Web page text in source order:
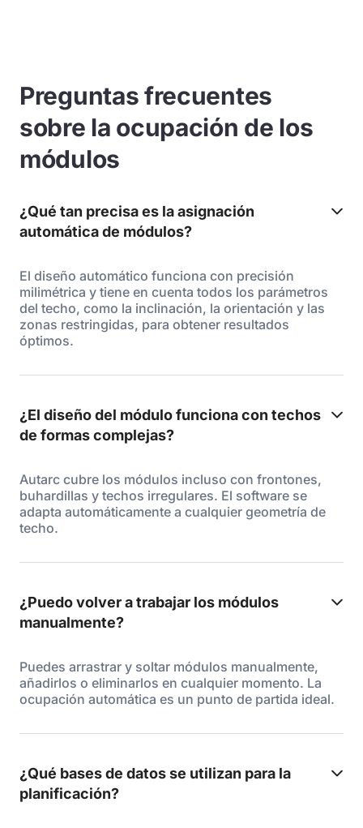
Preguntas frecuentes
sobre la ocupación de los
módulos
¿Qué tan precisa es la asignación
automática de módulos?
El diseño automático funciona con precisión
milimétrica y tiene en cuenta todos los parámetros
del techo, como la inclinación, la orientación y las
zonas restringidas, para obtener resultados
óptimos.
¿El diseño del módulo funciona con techos
de formas complejas?
Autarc cubre los módulos incluso con frontones,
buhardillas y techos irregulares. El software se
adapta automáticamente a cualquier geometría de
techo.
¿Puedo volver a trabajar los módulos
manualmente?
Puedes arrastrar y soltar módulos manualmente,
añadirlos o eliminarlos en cualquier momento. La
ocupación automática es un punto de partida ideal.
¿Qué bases de datos se utilizan para la
planificación?